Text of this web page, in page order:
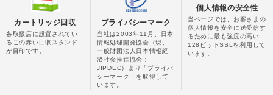
カートリッジ回収
各取扱店に設置されてい
るこの赤い回収スタンド
が目印です。
プライバシーマーク
当社は2003年11月、日本
情報処理開発協会（現、
一般財団法人日本情報経
済社会推進協会：
JIPDEC）より「プライバ
シーマーク」を取得して
います。
個人情報の安全性
当ページでは、お客さまの
個人情報を安全に送受信す
るために最も強度の高い
128ビットSSLを利用して
います。